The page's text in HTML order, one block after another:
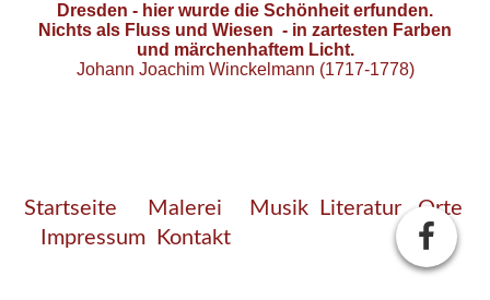
Dresden - hier wurde die Schönheit erfunden.
Nichts als Fluss und Wiesen - in zartesten Farben
und märchenhaftem Licht.
Johann Joachim Winckelmann (1717-1778)
Startseite Malerei Musik Literatur
Orte
Impressum
Kontakt